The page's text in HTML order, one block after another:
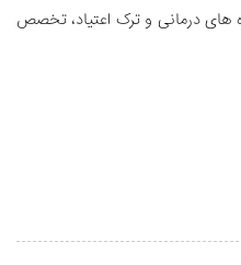
های درمانی و ترک اعتیاد، تخصص